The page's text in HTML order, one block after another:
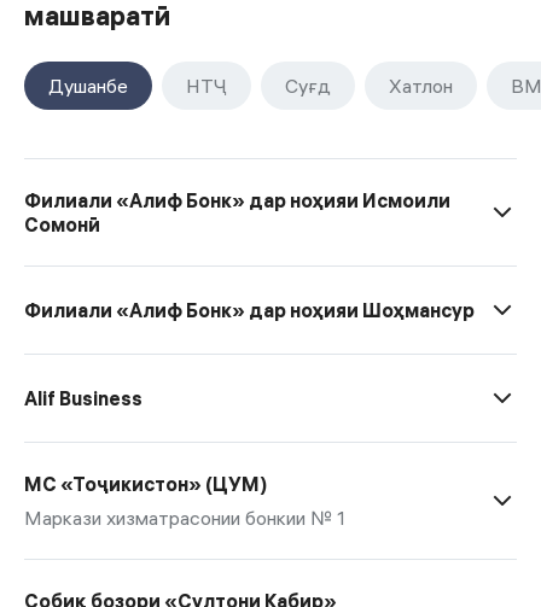
машваратӣ
Душанбе НТҶ Суғд Хатлон
Филиали «Алиф Бонк» дар ноҳияи Исмоили
Сомонӣ
Филиали «Алиф Бонк» дар ноҳияи Шоҳмансур
Alif Business
МС «Тоҷикистон» (ЦУМ)
Маркази хизматрасонии бонкии № 1
Собиқ бозори «Султони Кабир»